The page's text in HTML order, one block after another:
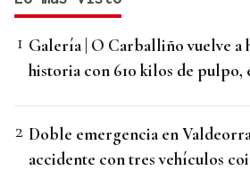
Galería | O Carballiño vuelve a
historia con 610 kilos de pulpo,
Doble emergencia en
accidente con tres vehículos